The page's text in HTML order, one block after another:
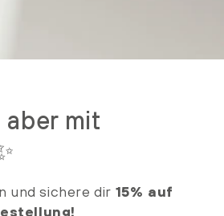
mit
und sichere dir 15% auf